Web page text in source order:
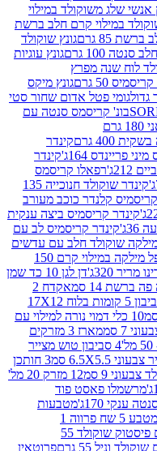
במילוי
קרם חלב ברשת
גונץ שוקולד
גונץ עוגיות
מפרץ
גונץ מיקס
אדום שחור סטי
סנטה עם
קינדר
קינדר
קריסמס
קינדר שוקולד חנוכייה 135
כוכב מעורב
ביצה ענקית
קריסמיס לב עם
חלב עם עדשים
וופל מילקה במילוי קרם 150
דן לגן 10 כד שמן
אקדח 2
סביבון 5 קומות בלוח 17X12
נורה למילוי עם
מארז 3 מזרקים
טוש מצייר
3 חותכן
12 מזרק 20 מל'
פוד
מטבעות
מטבע 5 שח פרווה 1
פרוטאין פרו-חטיף חלבון טבעוני בטעם פיסטוק שוקולד 55
פרוטאין